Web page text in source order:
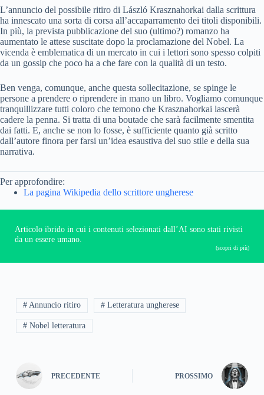
L’annuncio del possibile ritiro di László Krasznahorkai dalla scrittura
ha innescato una sorta di corsa all’accaparramento dei titoli disponibili.
In più, la prevista pubblicazione del suo (ultimo?) romanzo ha
aumentato le attese suscitate dopo la proclamazione del Nobel. La
vicenda è emblematica di un mercato in cui i lettori sono spesso colpiti
da un gossip che poco ha a che fare con la qualità di un testo.
Ben venga, comunque, anche questa sollecitazione, se spinge le
persone a prendere o riprendere in mano un libro. Vogliamo comunque
tranquillizzare tutti coloro che temono che Krasznahorkai lascerà
cadere la penna. Si tratta di una boutade che sarà facilmente smentita
dai fatti. E, anche se non lo fosse, è sufficiente quanto già scritto
dall’autore finora per farsi un’idea esaustiva del suo stile e della sua
narrativa.
Per approfondire:
La pagina Wikipedia dello scrittore ungherese
Articolo ibrido in cui i contenuti selezionati dall’AI sono stati rivisti
da un essere umano.
(scopri di più)
# Annuncio ritiro # Letteratura ungherese
# Nobel letteratura
PRECEDENTE PROSSIMO